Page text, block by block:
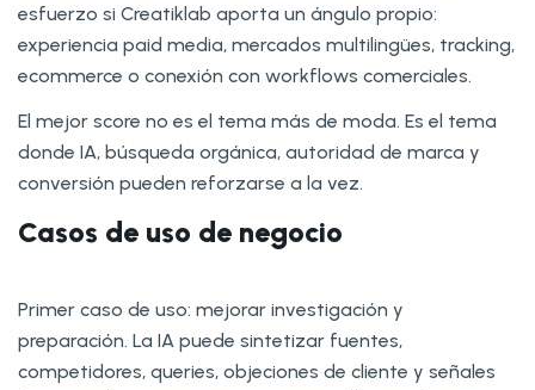
esfuerzo si Creatiklab aporta un ángulo propio:
experiencia paid media, mercados multilingües, tracking,
ecommerce o conexión con workflows comerciales.
El mejor score no es el tema más de moda. Es el tema
donde IA, búsqueda orgánica, autoridad de marca y
conversión pueden reforzarse a la vez.
Casos de uso de negocio
Primer caso de uso: mejorar investigación y
preparación. La IA puede sintetizar fuentes,
competidores, queries, objeciones de cliente y señales